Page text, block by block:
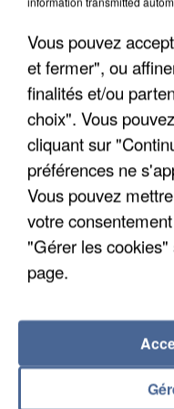
APRÈS TOUTES
DE FAUNE
Vous pouvez
et fermer", ou
finalités et/ou
choix". Vous
cliquant sur
préférences ne
Vous pouvez
votre
"Gérer les
page.